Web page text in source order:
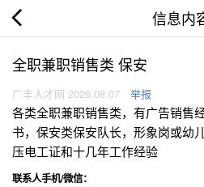
信息内
全职兼职销售类 保安
广丰人才网 2026.08.07 举报
各类全职兼职销售类，有广告销售
书，保安类保安队长，形象岗或幼
压电工证和十几年工作经验
联系人手机/微信：